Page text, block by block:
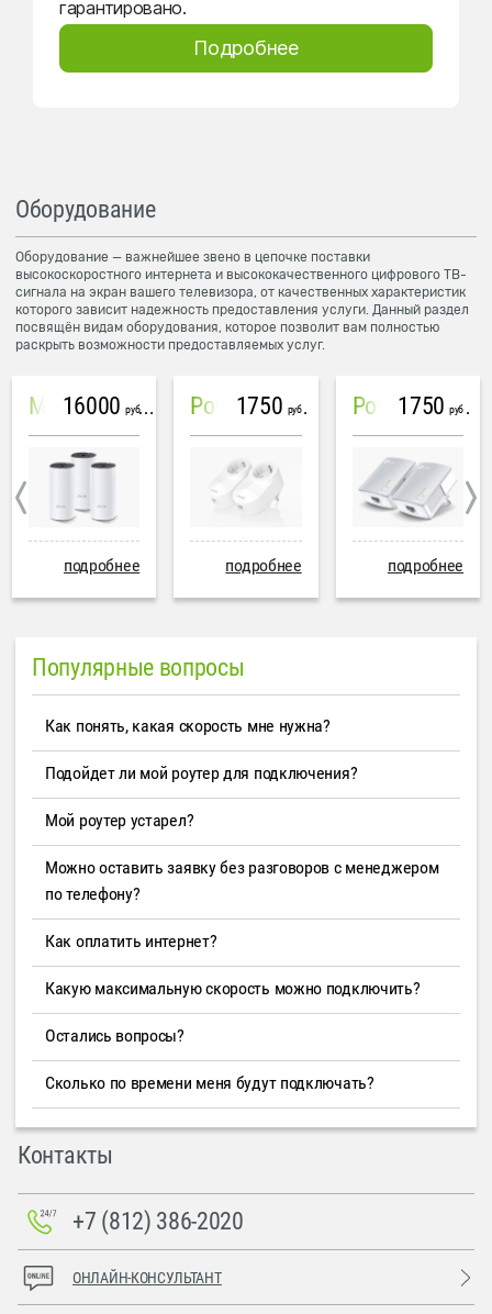
гарантировано.
Подробнее
Оборудование
Оборудование — важнейшее звено в цепочке поставки
высокоскоростного интернета и высококачественного цифрового ТВ-
сигнала на экран вашего телевизора, от качественных характеристик
которого зависит надежность предоставления услуги. Данный раздел
посвящён видам оборудования, которое позволит вам полностью
раскрыть возможности предоставляемых услуг.
Mesh система TP-Link Deco M4 (3 устройства)
16000 руб
подробнее
PowerLine Tenda PH6
1750 руб
подробнее
PowerLine TP-Link AV600
1750 руб
подробнее
Популярные вопросы
Как понять, какая скорость мне нужна?
Подойдет ли мой роутер для подключения?
Мой роутер устарел?
Можно оставить заявку без разговоров с менеджером
по телефону?
Как оплатить интернет?
Какую максимальную скорость можно подключить?
Остались вопросы?
Сколько по времени меня будут подключать?
Контакты
+7 (812) 386-2020
ОНЛАЙН-КОНСУЛЬТАНТ